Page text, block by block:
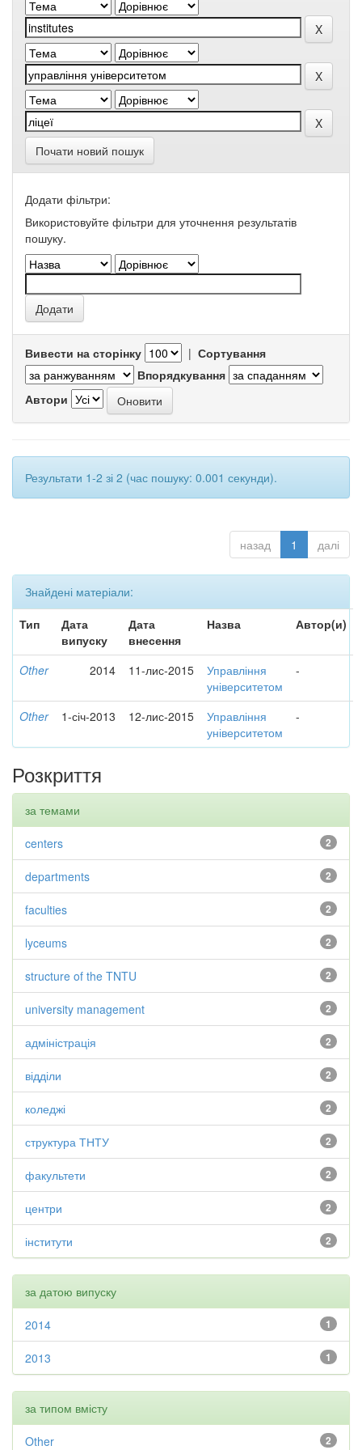
Почати новий пошук
Додати фільтри:
Використовуйте фільтри для уточнення результатів
пошуку.
Вивести на сторінку | Сортування
Впорядкування
Автори
Результати 1-2 зі 2 (час пошуку: 0.001 секунди).
назад 1 далі
Знайдені матеріали:
Тип
Дата
випуску
Дата
внесення
Назва Автор(и)
Other 2014 11-лис-2015
Управління
університетом
-
Other 1-січ-2013 12-лис-2015
Управління
університетом
-
Розкриття
за темами
2
centers
2
departments
2
faculties
2
lyceums
2
structure of the TNTU
2
university management
2
адміністрація
2
відділи
2
коледжі
2
структура ТНТУ
2
факультети
2
центри
2
інститути
за датою випуску
1
2014
1
2013
за типом вмісту
2
Other